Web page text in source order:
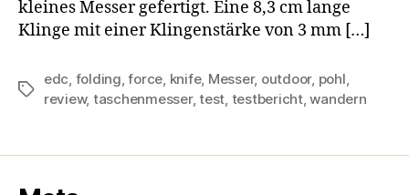
kleines Messer gefertigt. Eine 8,3 cm lange
Klinge mit einer Klingenstärke von 3 mm […]
Schlagwörter
edc, folding,force, knife, Messer, outdoor, pohl,
review, taschenmesser,test, testbericht,wandern